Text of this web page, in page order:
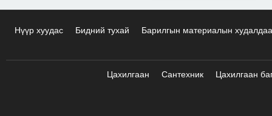
Нүүр хуудас Бидний тухай Барилгын материалын
Цахилгаан Сантехник Цахилгаан